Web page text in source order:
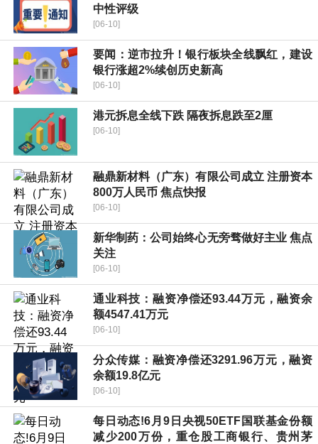
中性评级
[06-10]
要闻：逆市拉升！银行板块全线飘红，建设
银行涨超2%续创历史新高
[06-10]
港元拆息全线下跌 隔夜拆息跌至2厘
[06-10]
融鼎新材料（广东）有限公司成立 注册资本
800万人民币 焦点快报
[06-10]
新华制药：公司始终心无旁骛做好主业 焦点
关注
[06-10]
通业科技：融资净偿还93.44万元，融资余
额4547.41万元
[06-10]
分众传媒：融资净偿还3291.96万元，融资
余额19.8亿元
[06-10]
每日动态!6月9日央视50ETF国联基金份额
减少200万份，重仓股工商银行、贵州茅